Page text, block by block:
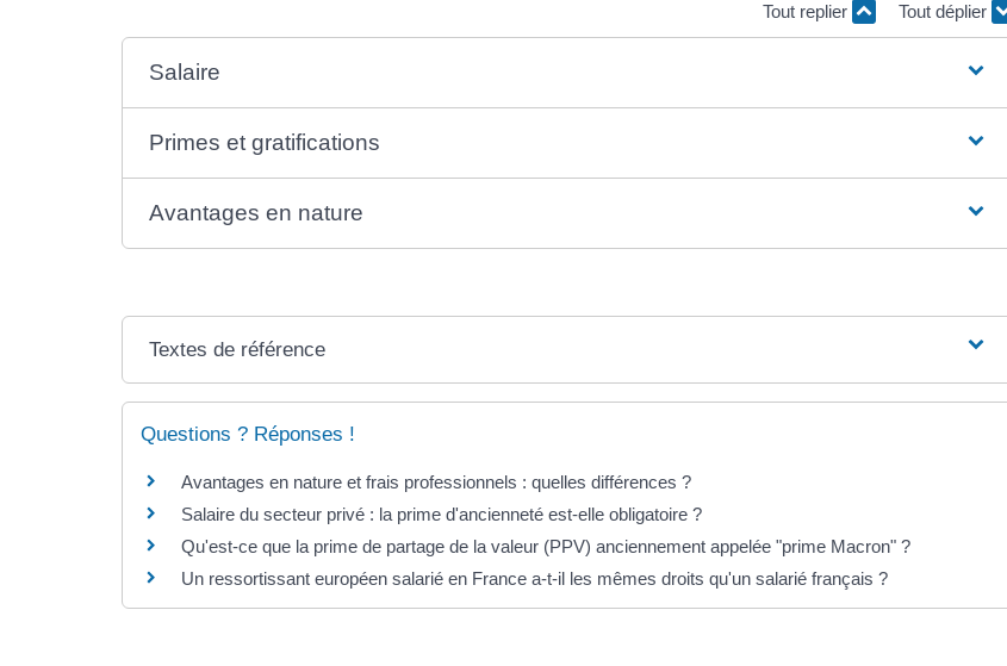
Tout replier Tout déplier
Salaire
Primes et gratifications
Avantages en nature
Textes de référence
Questions ? Réponses !
Avantages en nature et frais professionnels : quelles différences ?
Salaire du secteur privé : la prime d'ancienneté est-elle obligatoire ?
Qu'est-ce que la prime de partage de la valeur (PPV) anciennement appelée "prime Macron" ?
Un ressortissant européen salarié en France a-t-il les mêmes droits qu'un salarié français ?